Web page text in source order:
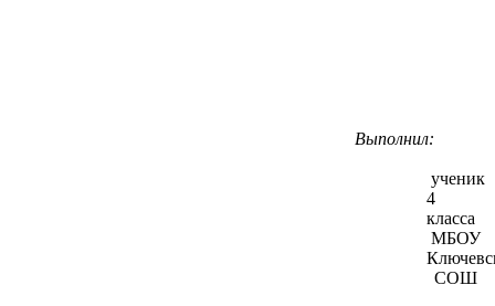
Выполнил:
ученик
4
класса
МБОУ
СОШ